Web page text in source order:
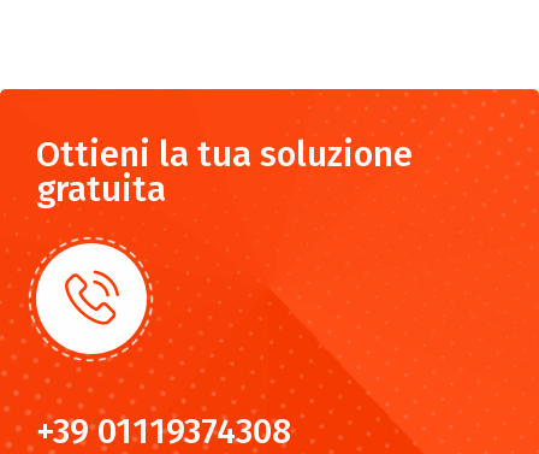
Ottieni la tua soluzione
gratuita
+39 01119374308